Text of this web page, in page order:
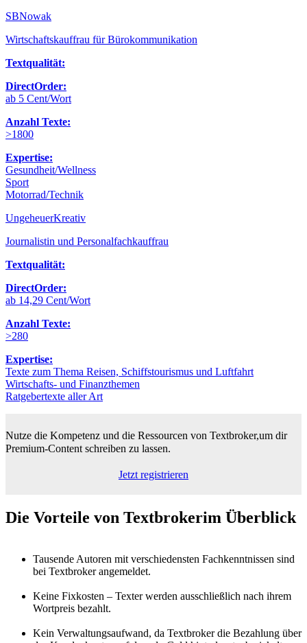
SBNowak
Wirtschaftskauffrau für Bürokommunikation
Textqualität:
DirectOrder:
ab 5 Cent/Wort
Anzahl Texte:
>1800
Expertise:
Gesundheit/Wellness
Sport
Motorrad/Technik
UngeheuerKreativ
Journalistin und Personalfachkauffrau
Textqualität:
DirectOrder:
ab 14,29 Cent/Wort
Anzahl Texte:
>280
Expertise:
Texte zum Thema Reisen, Schiffstourismus und Luftfahrt
Wirtschafts- und Finanzthemen
Ratgebertexte aller Art
Nutze die Kompetenz und die Ressourcen von Textbroker,um dir
Premium-Content schreiben zu lassen.
Jetzt registrieren
Die Vorteile von Textbrokerim Überblick
Tausende Autoren mit verschiedensten Fachkenntnissen sind
bei Textbroker angemeldet.
Keine Fixkosten – Texter werden ausschließlich nach ihrem
Wortpreis bezahlt.
Kein Verwaltungsaufwand, da Textbroker die Bezahlung über